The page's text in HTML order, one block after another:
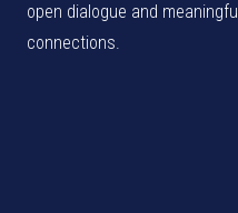
open dialogue and meaningful
connections.